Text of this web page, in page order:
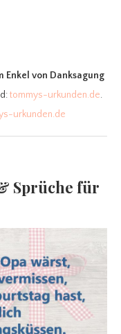
Enkel von Danksagung
tommys-urkunden.de.
urkunden.de
Sprüche für